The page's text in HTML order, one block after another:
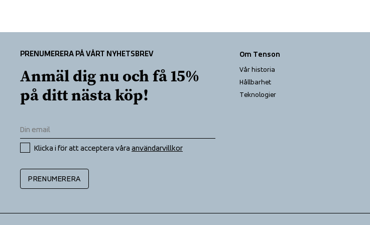
PRENUMERERA PÅ VÅRT NYHETSBREV
Anmäl dig nu och få 15%
på ditt nästa köp!
Klicka i för att acceptera våra användarvillkor
PRENUMERERA
Om Tenson
Vår historia
Hållbarhet
Teknologier